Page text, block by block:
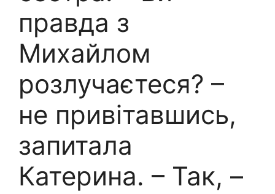
правда з
Михайлом
розлучаєтеся? –
не привітавшись,
запитала
Катерина. – Так, –